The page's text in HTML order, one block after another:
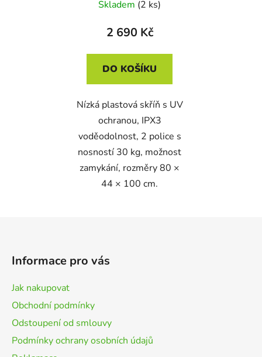
Skladem (2 ks)
2 690 Kč
DO KOŠÍKU
Nízká plastová skříň s UV
ochranou, IPX3
voděodolnost, 2 police s
nosností 30 kg, možnost
zamykání, rozměry 80 ×
44 × 100 cm.
Informace pro vás
Jak nakupovat
Obchodní podmínky
Odstoupení od smlouvy
Podmínky ochrany osobních údajů